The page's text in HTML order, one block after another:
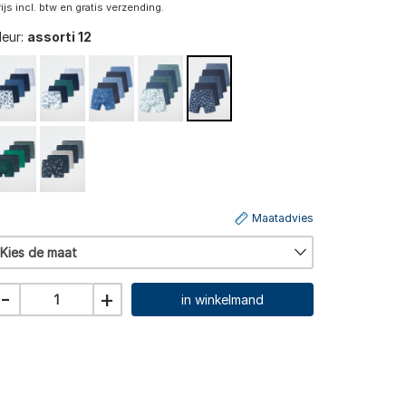
incl. btw en gratis verzending.
assorti 12
Kies de maat
Maatadvies
- + in winkelmand